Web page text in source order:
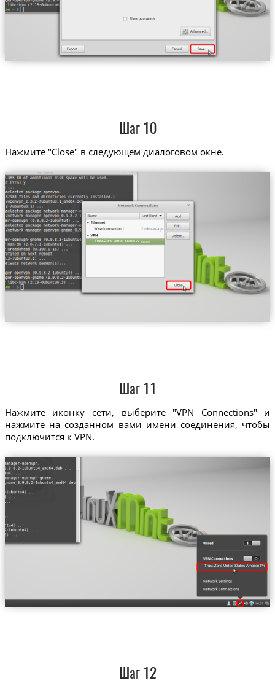
Шаг 10
Нажмите "Close" в следующем диалоговом окне.
Trust.Zone-United-States-Amazon-Prime-Video
Шаг 11
Нажмите иконку сети, выберите "VPN Connections" и
нажмите на созданном вами имени соединения, чтобы
подключится к VPN.
Trust.Zone-United-States-Amazon-Prime-
Шаг 12